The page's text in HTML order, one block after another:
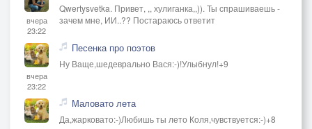
вчера
23:22
Qwertysvetka. Привет, ,, хулиганка,,)). Ты спрашиваешь -
зачем мне, ИИ..?? Постараюсь ответит
вчера
23:22
Песенка про поэтов
Ну Ваще,шедеврально Вася:-)!Улыбнул!+9
Маловато лета
Да,жарковато:-)Любишь ты лето Коля,чувствуется:-)+8